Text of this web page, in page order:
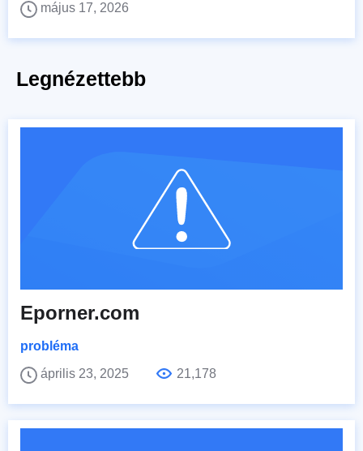
május 17, 2026
Legnézettebb
Eporner.com
probléma
április 23, 2025
21,178